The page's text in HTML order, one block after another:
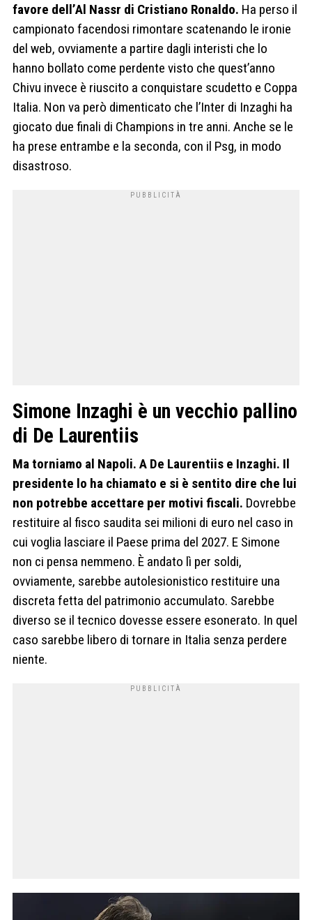
favore dell’Al Nassr di Cristiano Ronaldo. Ha perso il
campionato facendosi rimontare scatenando le ironie
del web, ovviamente a partire dagli interisti che lo
hanno bollato come perdente visto che quest’anno
Chivu invece è riuscito a conquistare scudetto e Coppa
Italia. Non va però dimenticato che l’Inter di Inzaghi ha
giocato due finali di Champions in tre anni. Anche se le
ha prese entrambe e la seconda, con il Psg, in modo
disastroso.
Simone Inzaghi è un vecchio pallino
di De Laurentiis
Ma torniamo al Napoli. A De Laurentiis e Inzaghi. Il
presidente lo ha chiamato e si è sentito dire che lui
non potrebbe accettare per motivi fiscali. Dovrebbe
restituire al fisco saudita sei milioni di euro nel caso in
cui voglia lasciare il Paese prima del 2027. E Simone
non ci pensa nemmeno. È andato lì per soldi,
ovviamente, sarebbe autolesionistico restituire una
discreta fetta del patrimonio accumulato. Sarebbe
diverso se il tecnico dovesse essere esonerato. In quel
caso sarebbe libero di tornare in Italia senza perdere
niente.